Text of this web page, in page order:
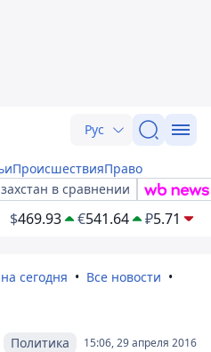
Рус
ПроисшествияПраво
в сравнении
$469.93 €541.64 ₽5.71
сегодня
Все новости
15:06, 29 апреля 2016
Политика